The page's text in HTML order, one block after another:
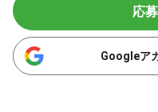
応
Googleア